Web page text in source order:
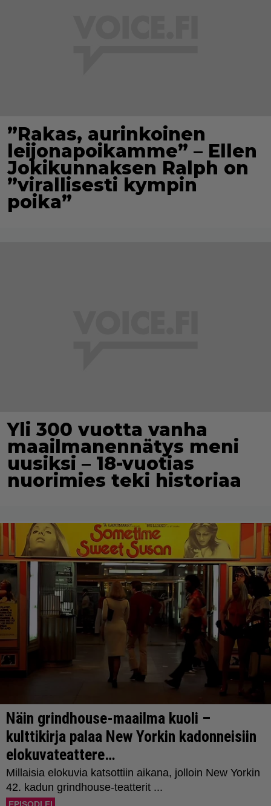
”Rakas, aurinkoinen
leijonapoikamme” – Ellen
Jokikunnaksen Ralph on
”virallisesti kympin
poika”
Yli 300 vuotta vanha
maailmanennätys meni
uusiksi – 18-vuotias
nuorimies teki historiaa